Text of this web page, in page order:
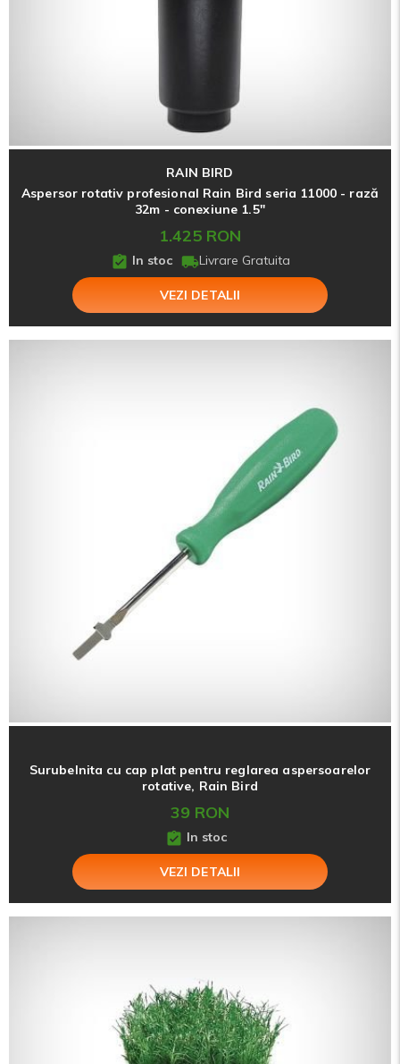
RAIN BIRD
Aspersor rotativ profesional Rain Bird seria 11000 - rază
32m - conexiune 1.5"
1.425 RON
In stoc Livrare Gratuita
VEZI DETALII
Surubelnita cu cap plat pentru reglarea aspersoarelor
rotative, Rain Bird
39 RON
In stoc
VEZI DETALII